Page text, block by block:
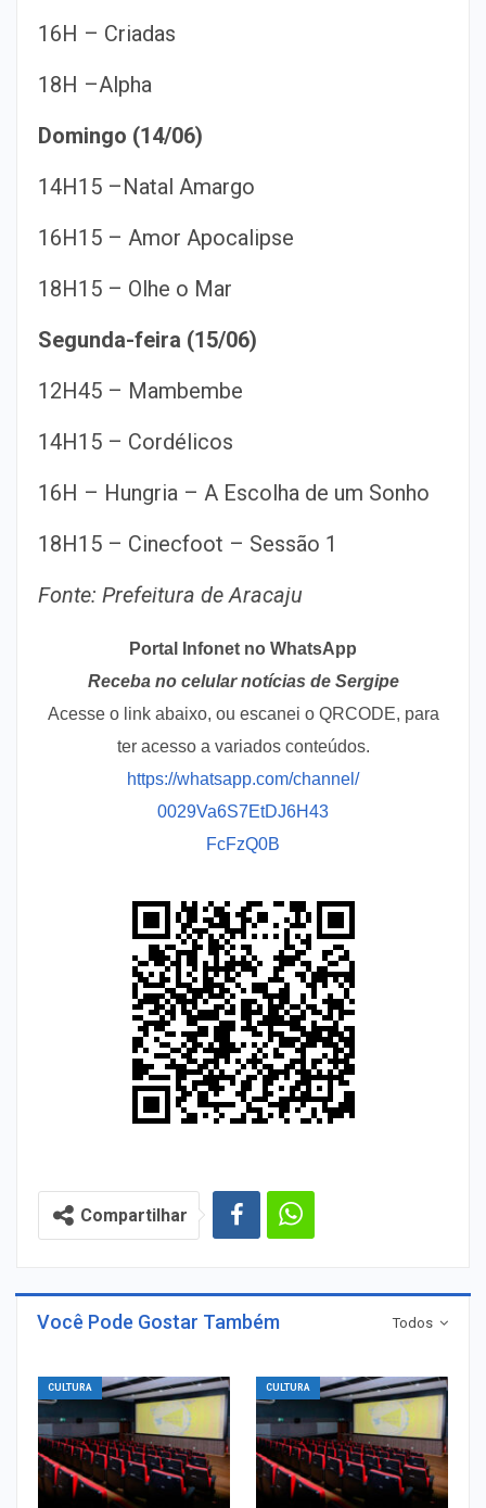
16H – Criadas
18H –Alpha
Domingo (14/06)
14H15 –Natal Amargo
16H15 – Amor Apocalipse
18H15 – Olhe o Mar
Segunda-feira (15/06)
12H45 – Mambembe
14H15 – Cordélicos
16H – Hungria – A Escolha de um Sonho
18H15 – Cinecfoot – Sessão 1
Fonte: Prefeitura de Aracaju
Portal Infonet no WhatsApp
Receba no celular notícias de Sergipe
Acesse o link abaixo, ou escanei o QRCODE, para
ter acesso a variados conteúdos.
https://whatsapp.com/channel/
0029Va6S7EtDJ6H43
FcFzQ0B
Compartilhar
Todos
Você Pode Gostar Também
CULTURA CULTURA